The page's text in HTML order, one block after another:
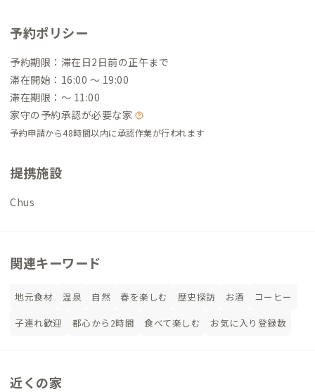
予約ポリシー
予約期限：滞在日2日前の正午まで
滞在開始：16:00 〜 19:00
滞在期限：〜 11:00
家守の予約承認が必要な家
予約申請から48時間以内に承認作業が行われます
提携施設
Chus
関連キーワード
地元食材 温泉 自然 春を楽しむ 歴史探訪 お酒
コーヒー
子連れ歓迎
都心から2時間 食べて楽しむ お気に入り登録数
近くの家